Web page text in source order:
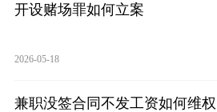
开设赌场罪如何立案
2026-05-18
兼职没签合同不发工资如何维权